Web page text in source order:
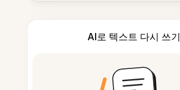
AI로 텍스트 다시 쓰기